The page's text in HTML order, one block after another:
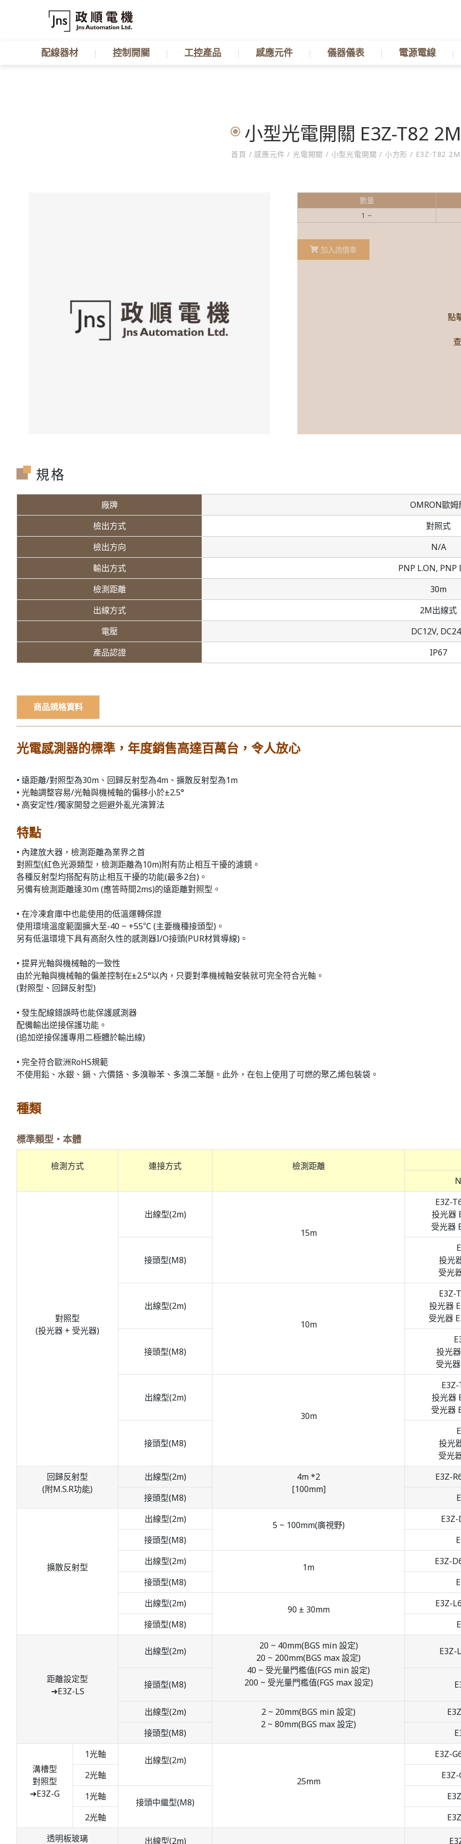
配線器材 控制開關 工控產品 感應元件 儀器儀表 電源電線
小型光電開關 E3Z-T82 2M
首頁 / 感應元件/ 光電開關 / 小型光電開關/ 小方形/ E3Z-T82 2M
點
數量
1 ~
加入詢價車
規格
廠牌
OMRON歐姆
檢出方式
對照式
檢出方向
N/A
輸出方式
PNP L.ON, PNP
檢測距離
30m
出線方式
2M出線式
電壓
DC12V,
產品認證
IP67
商品規格資料
光電感測器的標準，年度銷售高達百萬台，令人放心
• 遠距離/對照型為30m、回歸反射型為4m、擴散反射型為1m
• 光軸調整容易/光軸與機械軸的偏移小於±2.5°
• 高安定性/獨家開發之迴避外亂光演算法
特點
• 內建放大器，檢測距離為業界之首
對照型(紅色光源類型，檢測距離為10m)附有防止相互干擾的濾鏡。
各種反射型均搭配有防止相互干擾的功能(最多2台)。
另備有檢測距離達30m (應答時間2ms)的遠距離對照型。
• 在冷凍倉庫中也能使用的低溫運轉保證
使用環境溫度範圍擴大至-40 ~ +55℃ (主要機種接頭型)。
另有低溫環境下具有高耐久性的感測器I/O接頭(PUR材質導線)。
• 提昇光軸與機械軸的一致性
由於光軸與機械軸的偏差控制在±2.5°以內，只要對準機械軸安裝就可完全符合光軸。
(對照型、回歸反射型)
• 發生配線錯誤時也能保護感測器
配備輸出逆接保護功能。
(追加逆接保護專用二極體於輸出線)
• 完全符合歐洲RoHS規範
不使用鉛、水銀、鎘、六價鉻、多溴聯苯、多溴二苯醚。此外，在包上使用了可燃的聚乙烯包裝袋。
種類
標準類型・本體
檢測方式 連接方式 檢測距離
對照型
(投光器 + 受光器)
出線型(2m)
15m
E3Z-
投光器
受光器
接頭型(M8)
投光
受光
出線型(2m)
10m
E3Z-
投光器
受光器
接頭型(M8)
投光
受光
出線型(2m)
30m
投光器
受光器
接頭型(M8)
投光
受光
回歸反射型
(附M.S.R功能)
出線型(2m)
4m *2
[100mm]
E3Z-
接頭型(M8)
擴散反射型
出線型(2m)
5 ~ 100mm(廣視野)
接頭型(M8)
出線型(2m)
1m
E3Z-
接頭型(M8)
出線型(2m)
90 ± 30mm
E3Z-
接頭型(M8)
距離設定型
➜E3Z-LS
出線型(2m)
20 ~ 40mm(BGS min 設定)
20 ~ 200mm(BGS max 設定)
40 ~ 受光量門檻值(FGS min 設定)
200 ~ 受光量門檻值(FGS max 設定)
E3Z-
接頭型(M8)
出線型(2m)
2 ~ 20mm(BGS min 設定)
2 ~ 80mm(BGS max 設定)
接頭型(M8)
溝槽型
對照型
➜E3Z-G
1光軸
出線型(2m)
25mm
E3Z-
2光軸
1光軸
接頭中繼型(M8)
2光軸
透明板玻璃
出線型(2m)